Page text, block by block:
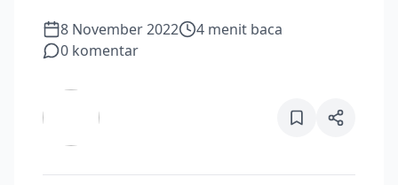
8 November 2022 4 menit baca
0 komentar